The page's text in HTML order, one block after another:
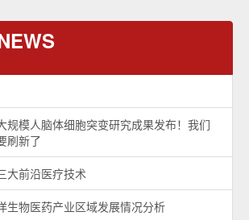
规模人脑体细胞突变研究成果发布！我们
刷新了
大前沿医疗技术
生物医药产业区域发展情况分析